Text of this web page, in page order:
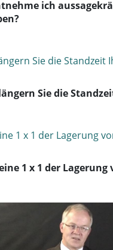
ich
Sie die
1 x 1 der Lagerung